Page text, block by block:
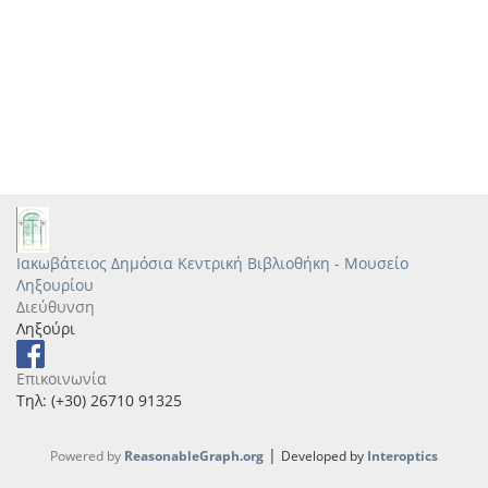
Ιακωβάτειος Δημόσια Κεντρική Βιβλιοθήκη - Μουσείο
Ληξουρίου
Διεύθυνση
Ληξούρι
Επικοινωνία
Τηλ: (+30) 26710 91325
Powered by ReasonableGraph.org | Developed by Interoptics